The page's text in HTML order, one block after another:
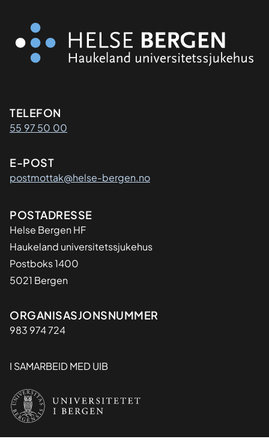
Kontaktinformasjon
TELEFON
55 97 50 00
E-POST
postmottak@helse-bergen.no
Adresse
POSTADRESSE
Helse Bergen HF
Haukeland universitetssjukehus
Postboks 1400
5021 Bergen
Organisasjon
ORGANISASJONSNUMMER
983 974 724
I SAMARBEID MED UIB